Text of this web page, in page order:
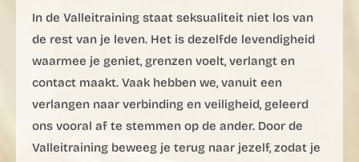
In de Valleitraining staat seksualiteit niet los van
de rest van je leven. Het is dezelfde levendigheid
waarmee je geniet, grenzen voelt, verlangt en
contact maakt. Vaak hebben we, vanuit een
verlangen naar verbinding en veiligheid, geleerd
ons vooral af te stemmen op de ander. Door de
Valleitraining beweeg je terug naar jezelf, zodat je